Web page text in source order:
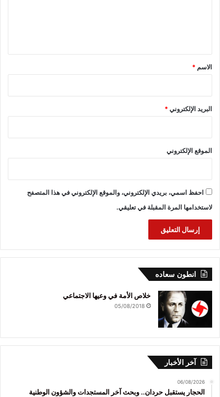
*
الاسم *
البريد الإلكتروني*
الموقع الإلكتروني
احفظ اسمي، بريدي الإلكتروني، والموقع الإلكتروني في هذا المتصفح
لاستخدامها المرة المقبلة في تعليقي.
انطون سعاده
خلاص الأمة في وعيها الاجتماعي
05/08/2018
آخر الأخبار
06/08/2026
الحجار يستقبل حردان.. وبحث آخر المستجدات والشؤون الوطنية